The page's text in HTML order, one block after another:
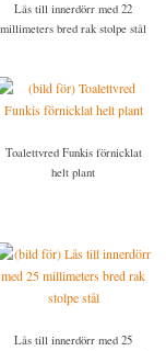
Lås till innerdörr med 22
millimeters bred rak stolpe stål
Toalettvred Funkis förnicklat
helt plant
Lås till innerdörr med 25